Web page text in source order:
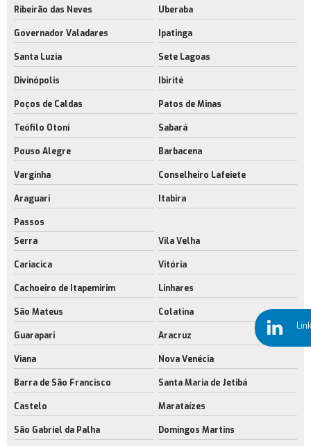
Locação de galpão com docas
Aluguel de galpão para indústria
Aluguel de galpão próximo ao aeroporto rj
Empresa de aluguel de galpão próximo ao aeroporto rj
Aluguel de galpão sustentável
Empresa de aluguel de galpão sustentável
Locação de galpões cross docking
Aluguel de galpões modulares
Empresa de aluguel galpão industrial
Locação de galpão logístico
área industrial para alugar rj
Barracões industriais rio de janeiro
Locação de barracões industriais
Construção de galpão com sustentabilidade rj
Serviço de construção de galpão de sustentabilidade
Construção de galpão eficiente no rj
Ribeirão das Neves Uberaba
Governador Valadares Ipatinga
Santa Luzia Sete Lagoas
Divinópolis Ibirité
Poços de Caldas Patos de Minas
Teófilo Otoni Sabará
Pouso Alegre Barbacena
Varginha Conselheiro Lafeiete
Araguari Itabira
Passos
Serra
Vila Velha
Cariacica Vitória
Cachoeiro de Itapemirim Linhares
São Mateus Colatina
Guarapari Aracruz
Viana Nova Venécia
Barra de São Francisco Santa Maria de Jetibá
Castelo Marataízes
São Gabriel da Palha Domingos Martins